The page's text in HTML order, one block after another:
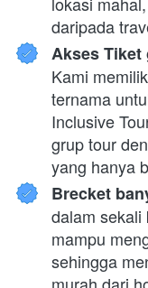
daripada
Akses Tiket
Kami
ternama
Inclusive
grup tour
yang hanya
Brecket
dalam sekali
mampu
sehingga